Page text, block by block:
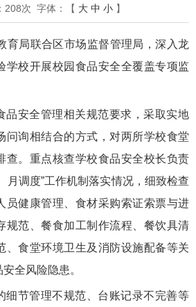
208次 字体：【 大 中 小 】
育局联合区市场监督管理局，深入龙
学校开展校园食品安全全覆盖专项监
品安全管理相关规范要求，采取实地
问询相结合的方式，对两所学校食堂
查。重点核查学校食品安全校长负责
月调度”工作机制落实情况，细致检查
员健康管理、食材采购索证索票与进
规范、餐食加工制作流程、餐饮具清
、食堂环境卫生及消防设施配备等关
全风险隐患。
细节管理不规范、台账记录不完善等